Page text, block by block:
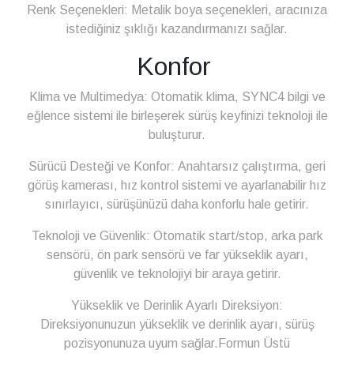
Renk Seçenekleri: Metalik boya seçenekleri, aracınıza
istediğiniz şıklığı kazandırmanızı sağlar.
Konfor
Klima ve Multimedya: Otomatik klima, SYNC4 bilgi ve
eğlence sistemi ile birleşerek sürüş keyfinizi teknoloji ile
buluşturur.
Sürücü Desteği ve Konfor: Anahtarsız çalıştırma, geri
görüş kamerası, hız kontrol sistemi ve ayarlanabilir hız
sınırlayıcı, sürüşünüzü daha konforlu hale getirir.
Teknoloji ve Güvenlik: Otomatik start/stop, arka park
sensörü, ön park sensörü ve far yükseklik ayarı,
güvenlik ve teknolojiyi bir araya getirir.
Yükseklik ve Derinlik Ayarlı Direksiyon:
Direksiyonunuzun yükseklik ve derinlik ayarı, sürüş
pozisyonunuza uyum sağlar.Formun Üstü